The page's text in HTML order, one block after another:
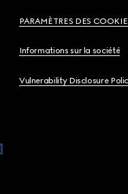
PARAMÈTRES DES
Informations sur la société
Vulnerability Disclosure